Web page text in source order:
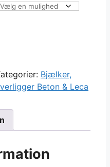
Bjælker,
Beton & Leca